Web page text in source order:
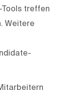
treffen
Weitere